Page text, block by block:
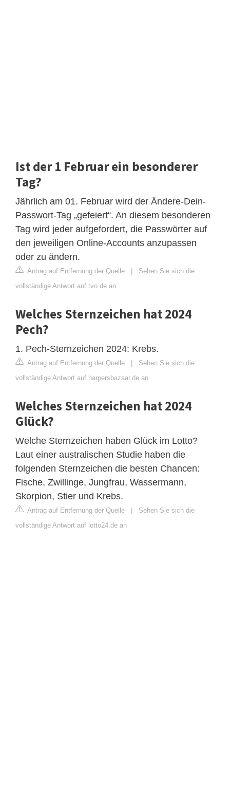
Ist der 1 Februar ein besonderer
Tag?
Jährlich am 01. Februar wird der Ändere-Dein-
Passwort-Tag „gefeiert“. An diesem besonderen
Tag wird jeder aufgefordert, die Passwörter auf
den jeweiligen Online-Accounts anzupassen
oder zu ändern.
Antrag auf Entfernung der Quelle | Sehen Sie sich die
vollständige Antwort auf tvo.de an
Welches Sternzeichen hat 2024
Pech?
1. Pech-Sternzeichen 2024: Krebs.
Antrag auf Entfernung der Quelle | Sehen Sie sich die
vollständige Antwort auf harpersbazaar.de an
Welches Sternzeichen hat 2024
Glück?
Welche Sternzeichen haben Glück im Lotto?
Laut einer australischen Studie haben die
folgenden Sternzeichen die besten Chancen:
Fische, Zwillinge, Jungfrau, Wassermann,
Skorpion, Stier und Krebs.
Antrag auf Entfernung der Quelle | Sehen Sie sich die
vollständige Antwort auf lotto24.de an